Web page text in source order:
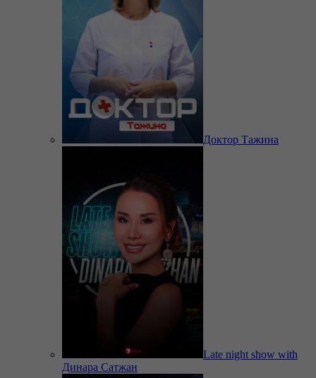
Доктор Тажина
Late night show with
Динара Сатжан